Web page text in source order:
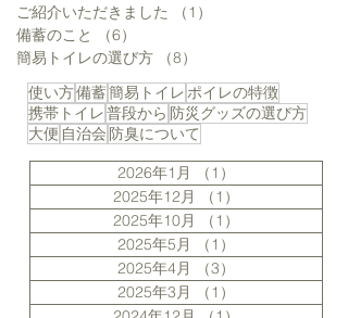
ポイレの排便袋、薄いけ
ど破れない？（動画を追
加しました）
ご紹介いただきました
（1）
備蓄のこと
（6）
簡易トイレの選び方
（8）
使い方備蓄簡易トイレ ポイレの特徴
携帯トイレ 普段から 防災グッズの選び方
大便 自治会 防臭について
2026年1月 （1）
2025年12月
（1）
2025年10月
（1）
2025年5月
（1）
2025年4月
（3）
2025年3月
（1）